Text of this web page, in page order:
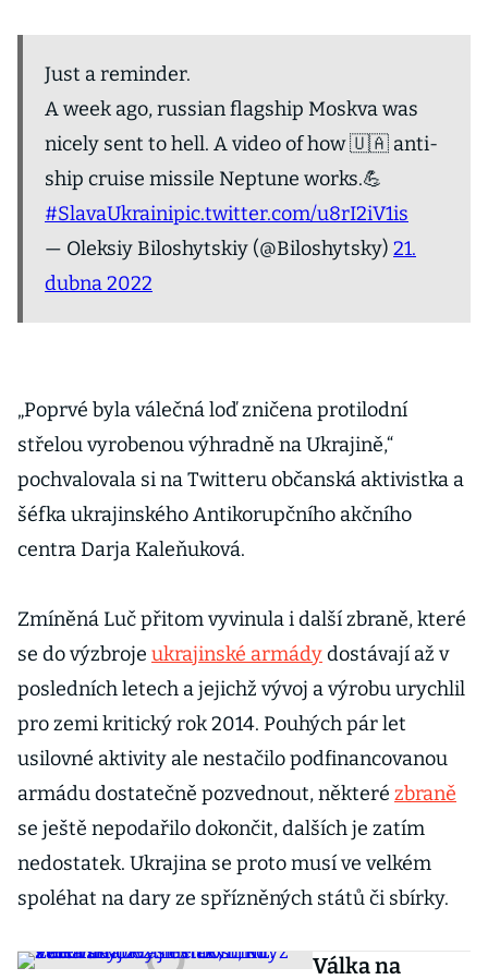
Just a reminder.
A week ago, russian flagship Moskva was
nicely sent to hell. A video of how 🇺🇦 anti-
ship cruise missile Neptune works.💪
#SlavaUkrainipic.twitter.com/u8rI2iV1is
— Oleksiy Biloshytskiy (@Biloshytsky) 21.
dubna 2022
„Poprvé byla válečná loď zničena protilodní
střelou vyrobenou výhradně na Ukrajině,“
pochvalovala si na Twitteru občanská aktivistka a
šéfka ukrajinského Antikorupčního akčního
centra Darja Kaleňuková.
Zmíněná Luč přitom vyvinula i další zbraně, které
se do výzbroje ukrajinské armádydostávají až v
posledních letech a jejichž vývoj a výrobu urychlil
pro zemi kritický rok 2014. Pouhých pár let
usilovné aktivity ale nestačilo podfinancovanou
armádu dostatečně pozvednout, některé zbraně
se ještě nepodařilo dokončit, dalších je zatím
nedostatek. Ukrajina se proto musí ve velkém
spoléhat na dary ze spřízněných států či sbírky.
Válka na